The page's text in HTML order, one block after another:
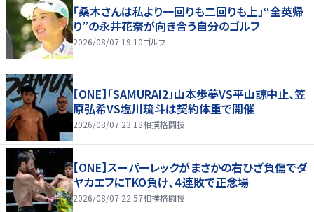
「桑木さんは私より一回りも二回りも上」“全英帰
り”の永井花奈が向き合う自分のゴルフ
2026/08/07 19:10ゴルフ
【ONE】「SAMURAI2」山本歩夢VS平山諒中止、笠
原弘希VS塩川琉斗は契約体重で開催
2026/08/07 23:18相撲格闘技
【ONE】スーパーレックがまさかの右ひざ負傷でダ
ヤカエフにTKO負け、４連敗で正念場
2026/08/07 22:57相撲格闘技